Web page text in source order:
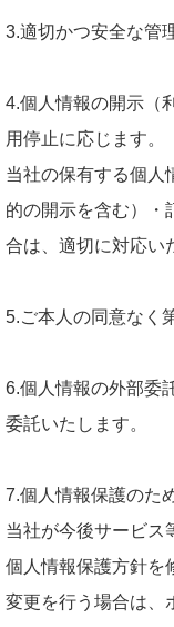
3.適切かつ安全な管
4.個人情報の開示（
用停止に応じます。
当社の保有する個人
的の開示を含む）・
合は、適切に対応い
5.ご本人の同意なく
6.個人情報の外部委
委託いたします。
7.個人情報保護のた
当社が今後サービス
個人情報保護方針を
変更を行う場合は、